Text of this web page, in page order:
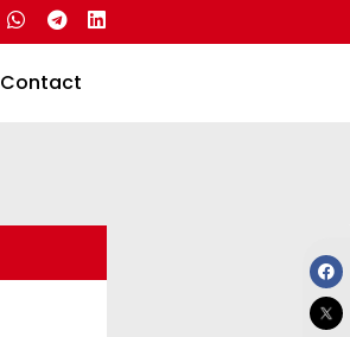
Contact
Directory
Contact